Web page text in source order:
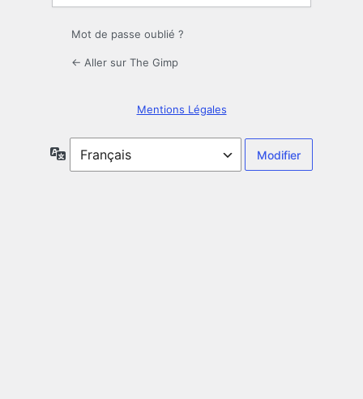
Mot de passe oublié ?
← Aller sur The Gimp
Mentions Légales
Langue